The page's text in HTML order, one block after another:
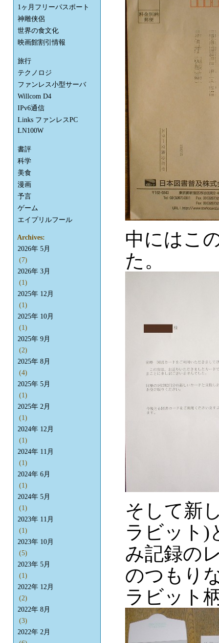
中にはこ
た。
そして新
ラビット)
み記録の
のつもり
ラビット
1ヶ月フリーパスポート
神雕侠侶
世界の食文化
映画館割引情報
旅行
テクノロジ
ファンレス小型サーバ
Willcom D4
IPv6通信
Links ファンレスPC
LN100W
書評
科学
美食
漫画
予言
ゲーム
エイプリルフール
Archives:
2026年 5月
(7)
2026年 3月
(1)
2025年 12月
(1)
2025年 10月
(1)
2025年 9月
(2)
2025年 8月
(4)
2025年 5月
(1)
2025年 2月
(1)
2024年 12月
(1)
2024年 11月
(1)
2024年 6月
(1)
2024年 5月
(1)
2023年 11月
(1)
2023年 10月
(5)
2023年 5月
(1)
2022年 12月
(2)
2022年 8月
(3)
2022年 2月